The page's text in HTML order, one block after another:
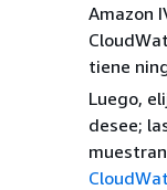
Amazon
tiene
Luego,
desee;